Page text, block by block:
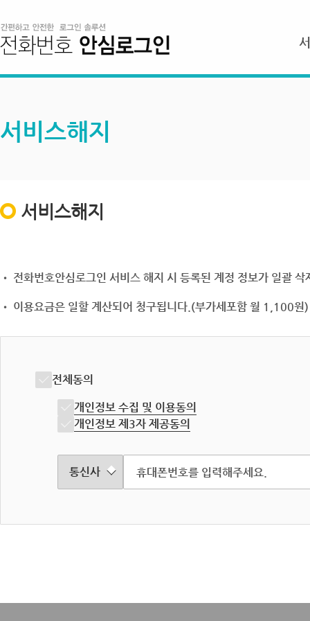
서비스해지
서비스해지
• 전화번호안심로그인 서비스 해지 시 등록된 계정 정보가 일괄
• 이용요금은 일할 계산되어 청구됩니다.(부가세포함 월 1,100원)
전체동의
개인정보 수집 및 이용동의
개인정보 제3자 제공동의